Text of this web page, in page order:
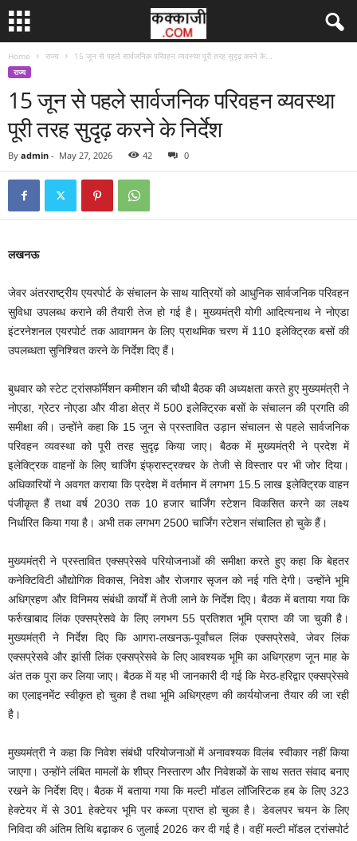
Home राज्य 15 जून से पहले सार्वजनिक परिवहन व्यवस्था पूरी तरह सुदृढ़ करने के...
राज्य
15 जून से पहले सार्वजनिक परिवहन व्यवस्था
पूरी तरह सुदृढ़ करने के निर्देश
By admin - May 27, 2026 42 0
लखनऊ
जेवर अंतरराष्ट्रीय एयरपोर्ट के संचालन के साथ यात्रियों को आधुनिक सार्वजनिक परिवहन
सुविधा उपलब्ध कराने की तैयारी तेज हो गई है। मुख्यमंत्री योगी आदित्यनाथ ने नोएडा
इंटरनेशनल एयरपोर्ट तक आवागमन के लिए प्राथमिक चरण में 110 इलेक्ट्रिक बसों की
उपलब्धता सुनिश्चित करने के निर्देश दिए हैं।
बुधवार को स्टेट ट्रांसफॉर्मेशन कमीशन की चौथी बैठक की अध्यक्षता करते हुए मुख्यमंत्री ने
नोएडा, ग्रेटर नोएडा और यीडा क्षेत्र में 500 इलेक्ट्रिक बसों के संचालन की प्रगति की
समीक्षा की। उन्होंने कहा कि 15 जून से प्रस्तावित उड़ान संचालन से पहले सार्वजनिक
परिवहन व्यवस्था को पूरी तरह सुदृढ़ किया जाए। बैठक में मुख्यमंत्री ने प्रदेश में
इलेक्ट्रिक वाहनों के लिए चार्जिंग इंफ्रास्ट्रक्चर के तेजी से विस्तार पर भी जोर दिया।
अधिकारियों ने अवगत कराया कि प्रदेश में वर्तमान में लगभग 15.5 लाख इलेक्ट्रिक वाहन
पंजीकृत हैं तथा वर्ष 2030 तक 10 हजार चार्जिंग स्टेशन विकसित करने का लक्ष्य
निर्धारित किया गया है। अभी तक लगभग 2500 चार्जिंग स्टेशन संचालित हो चुके हैं।
मुख्यमंत्री ने प्रस्तावित एक्सप्रेसवे परियोजनाओं की समीक्षा करते हुए कहा कि बेहतर
कनेक्टिविटी औद्योगिक विकास, निवेश और रोजगार सृजन को नई गति देगी। उन्होंने भूमि
अधिग्रहण और विनिमय संबंधी कार्यों में तेजी लाने के निर्देश दिए। बैठक में बताया गया कि
फर्रुखाबाद लिंक एक्सप्रेसवे के लिए लगभग 55 प्रतिशत भूमि प्राप्त की जा चुकी है।
मुख्यमंत्री ने निर्देश दिए कि आगरा-लखनऊ-पूर्वांचल लिंक एक्सप्रेसवे, जेवर लिंक
एक्सप्रेसवे और झांसी लिंक एक्सप्रेसवे के लिए आवश्यक भूमि का अधिग्रहण जून माह के
अंत तक पूरा कर लिया जाए। बैठक में यह भी जानकारी दी गई कि मेरठ-हरिद्वार एक्सप्रेसवे
का एलाइनमेंट स्वीकृत हो चुका है तथा भूमि अधिग्रहण की कार्ययोजना तैयार की जा रही
है।
मुख्यमंत्री ने कहा कि निवेश संबंधी परियोजनाओं में अनावश्यक विलंब स्वीकार नहीं किया
जाएगा। उन्होंने लंबित मामलों के शीघ्र निस्तारण और निवेशकों के साथ सतत संवाद बनाए
रखने के निर्देश दिए। बैठक में बताया गया कि मल्टी मॉडल लॉजिस्टिक हब के लिए 323
हेक्टेयर में से 301 हेक्टेयर भूमि पर कब्जा प्राप्त हो चुका है। डेवलपर चयन के लिए
निविदा की अंतिम तिथि बढ़ाकर 6 जुलाई 2026 कर दी गई है। वहीं मल्टी मॉडल ट्रांसपोर्ट